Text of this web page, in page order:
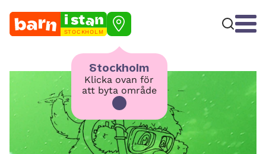
STOCKHOLM
Stockholm
Klicka ovan för
att byta område